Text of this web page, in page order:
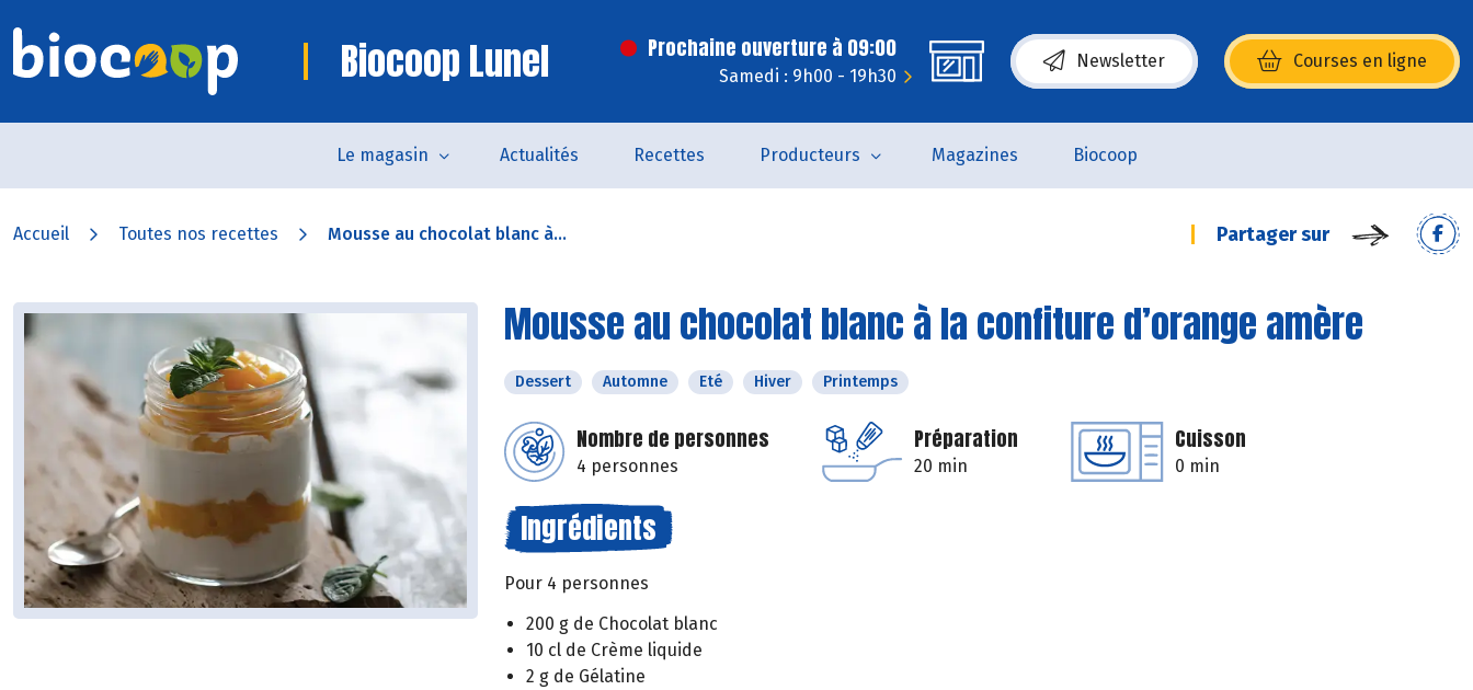
Biocoop Lunel Prochaine ouverture à 09:00
Samedi : 9h00 - 19h30
Newsletter Courses en ligne
(s’ouvre dans une nouvelle fenêtre)
Le magasin Actualités Recettes Producteurs Magazines Biocoop
Accueil Toutes nos recettes Mousse au chocolat blanc à... Partager sur
Mousse au chocolat blanc à la confiture d’orange amère
Dessert Automne Eté Hiver Printemps
Nombre de personnes
4 personnes
Préparation
20 min
Cuisson
0 min
Ingrédients
Pour 4 personnes
200 g de Chocolat blanc
10 cl de Crème liquide
2 g de Gélatine